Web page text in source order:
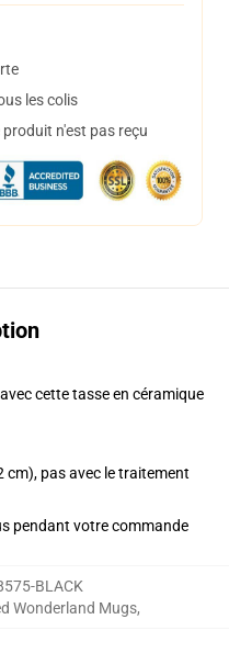
les colis
n'est pas reçu
cette tasse en céramique
cm), pas avec le traitement
pendant votre commande
BLACK
Wonderland Mugs,